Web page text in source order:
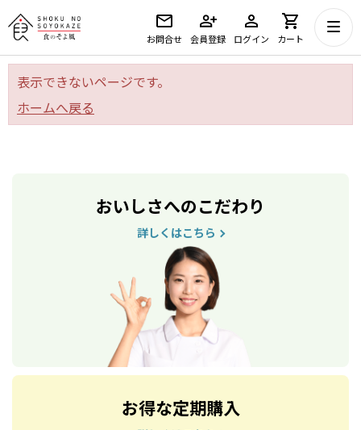
お問合せ 会員登録 ログイン カート
表示できないページです。
ホームへ戻る
おいしさへのこだわり
詳しくはこちら
お得な定期購入